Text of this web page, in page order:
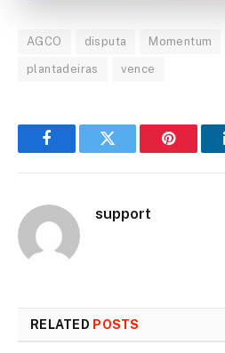
AGCO disputa Momentum
plantadeiras vence
FacebookTwitter Pinterest
support
RELATED POSTS